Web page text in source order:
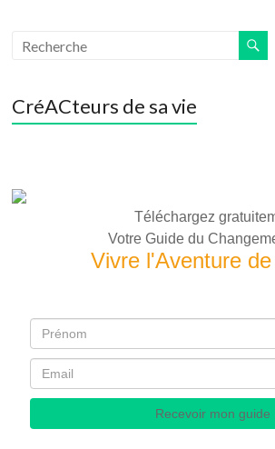
CréACteurs de sa vie
Téléchargez
Votre Guide du
Vivre l'Aventure
Recevoir mon guide